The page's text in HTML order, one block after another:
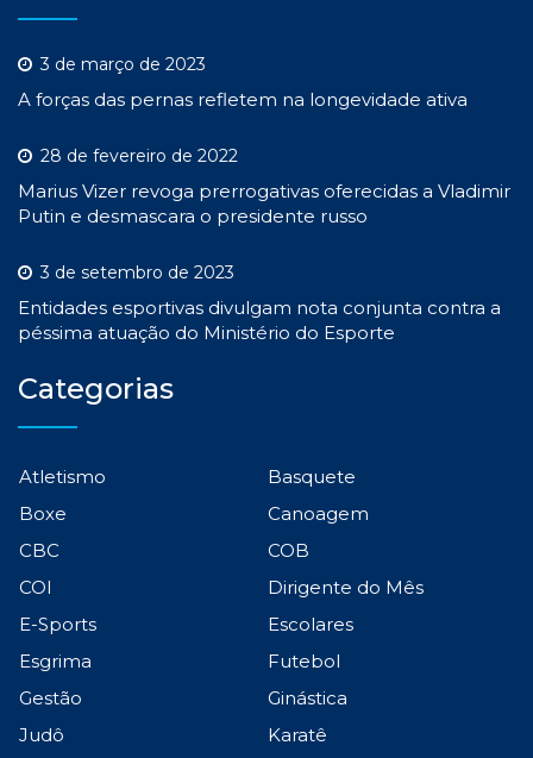
3 de março de 2023
A forças das pernas refletem na longevidade ativa
28 de fevereiro de 2022
Marius Vizer revoga prerrogativas oferecidas a Vladimir
Putin e desmascara o presidente russo
3 de setembro de 2023
Entidades esportivas divulgam nota conjunta contra a
péssima atuação do Ministério do Esporte
Categorias
Atletismo
Basquete
Boxe
Canoagem
CBC
COB
COI
Dirigente do Mês
E-Sports
Escolares
Esgrima
Futebol
Gestão
Ginástica
Judô
Karatê